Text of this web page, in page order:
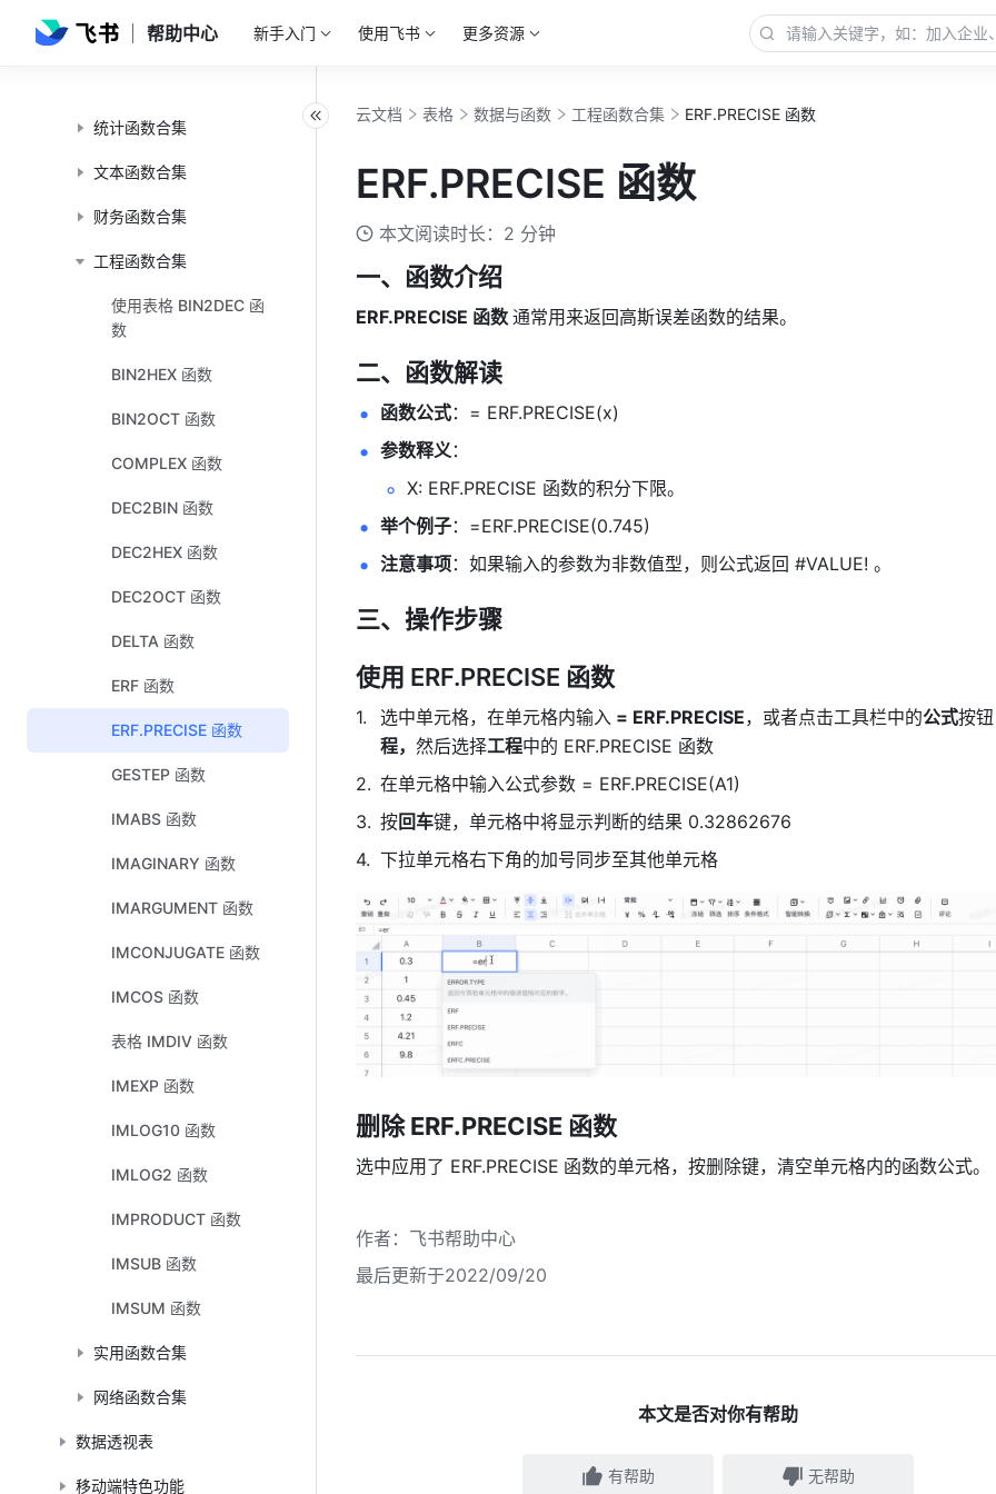
帮助中心 新手入门 使用飞书 更多资源
数学函数合集
统计函数合集
文本函数合集
财务函数合集
工程函数合集
使用表格 BIN2DEC 函
数
BIN2HEX 函数
BIN2OCT 函数
COMPLEX 函数
DEC2BIN 函数
DEC2HEX 函数
DEC2OCT 函数
DELTA 函数
ERF 函数
ERF.PRECISE 函数
GESTEP 函数
IMABS 函数
IMAGINARY 函数
IMARGUMENT 函数
IMCONJUGATE 函数
IMCOS 函数
表格 IMDIV 函数
IMEXP 函数
IMLOG10 函数
IMLOG2 函数
IMPRODUCT 函数
IMSUB 函数
IMSUM 函数
实用函数合集
网络函数合集
数据透视表
移动端特色功能
云文档 表格 数据与函数 工程函数合集 ERF.PRECISE 函数
ERF.PRECISE 函数
本文阅读时长：2 分钟
一、函数介绍
ERF.PRECISE 函数 通常用来返回高斯误差函数的结果。
二、函数解读
函数公式：= ERF.PRECISE(x)
参数释义：
X: ERF.PRECISE 函数的积分下限。
举个例子：=ERF.PRECISE(0.745)
注意事项：如果输入的参数为非数值型，则公式返回 #VALUE! 。
三、操作步骤
使用 ERF.PRECISE 函数
选中单元格，在单元格内输入 = ERF.PRECISE，或者点击工具栏中的公式按
程， 然后选择工程中的 ERF.PRECISE 函数
在单元格中输入公式参数 = ERF.PRECISE(A1)
按回车键，单元格中将显示判断的结果 0.32862676
下拉单元格右下角的加号同步至其他单元格
删除 ERF.PRECISE 函数
选中应用了 ERF.PRECISE 函数的单元格，按删除键，清空单元格内的函数公式。
作者 ： 飞书帮助中心
最后更新于2022/09/20
本文是否对你有帮助
有帮助 无帮助